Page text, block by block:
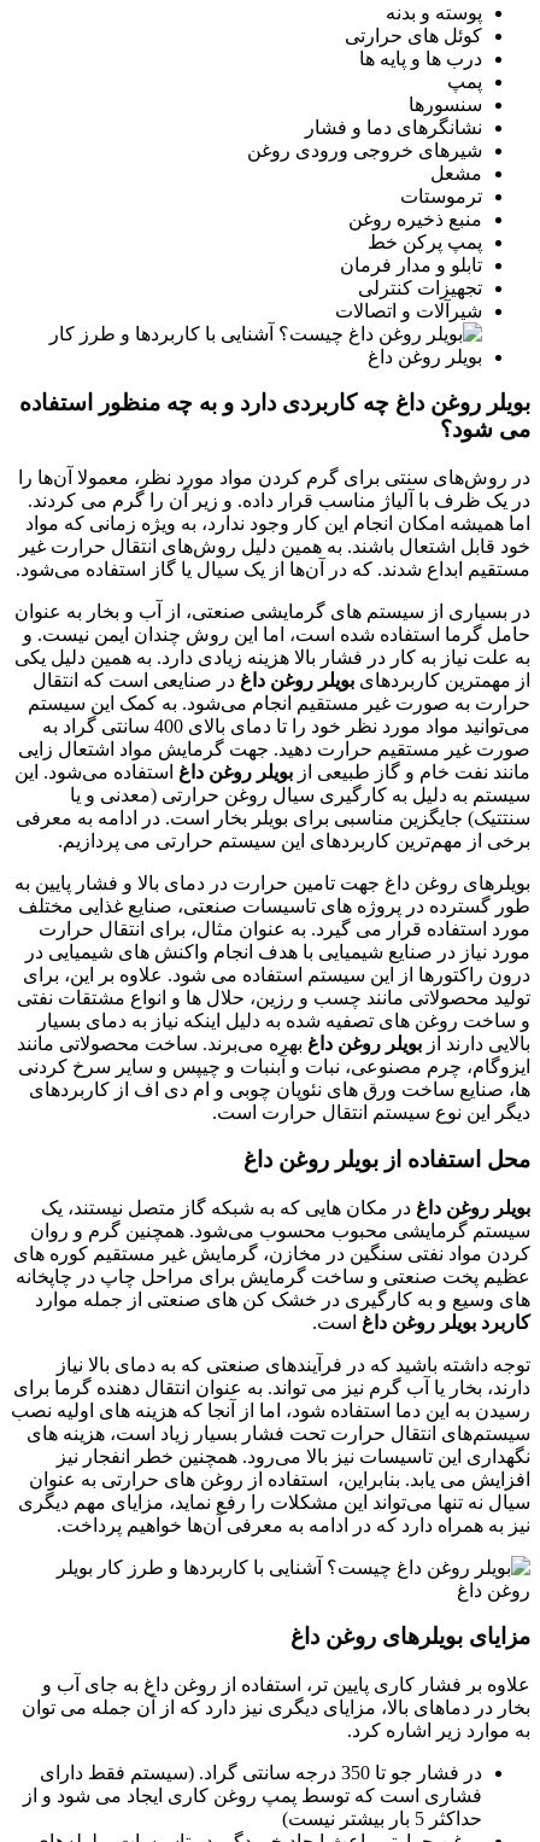
پوسته و بدنه
کوئل های حرارتی
درب ها و پایه ها
پمپ
سنسورها
نشانگرهای دما و فشار
شیرهای خروجی ورودی روغن
مشعل
ترموستات
منبع ذخیره روغن
پمپ پرکن خط
تابلو و مدار فرمان
تجهیزات کنترلی
شیرآلات و اتصالات
بویلر روغن داغ چه کاربردی دارد و به چه منظور استفاده
می شود؟
در روش‌های سنتی برای گرم کردن مواد مورد نظر، معمولا آن‌ها را
در یک ظرف با آلیاژ مناسب قرار داده. و زیر آن را گرم می کردند.
اما همیشه امکان انجام این کار وجود ندارد، به ویژه زمانی که مواد
خود قابل اشتعال باشند. به همین دلیل روش‌های انتقال حرارت غیر
مستقیم ابداع شدند. که در آن‌ها از یک سیال یا گاز استفاده می‌شود.
در بسیاری از سیستم‌ های گرمایشی صنعتی، از آب و بخار به عنوان
حامل گرما استفاده شده است، اما این روش چندان ایمن نیست. و
به علت نیاز به کار در فشار بالا هزینه زیادی دارد. به همین دلیل یکی
از مهمترین کاربردهای بویلر روغن داغ در صنایعی است که انتقال
حرارت به صورت غیر مستقیم انجام می‌شود. به کمک این سیستم
می‌توانید مواد مورد نظر خود را تا دمای بالای 400 سانتی گراد به
صورت غیر مستقیم حرارت دهید. جهت گرمایش مواد اشتعال زایی
مانند نفت خام و گاز طبیعی از بویلر روغن داغ استفاده می‌شود. این
سیستم به دلیل به کارگیری سیال روغن حرارتی (معدنی و یا
سنتتیک) جایگزین مناسبی برای بویلر بخار است. در ادامه به معرفی
برخی از مهم‌ترین کاربردهای این سیستم حرارتی می پردازیم.
بویلرهای روغن داغ جهت تامین حرارت در دمای بالا و فشار پایین به
طور گسترده در پروژه های تاسیسات صنعتی، صنایع غذایی مختلف
مورد استفاده قرار می گیرد. به عنوان مثال، برای انتقال حرارت
مورد نیاز در صنایع شیمیایی با هدف انجام واکنش های شیمیایی در
درون راکتورها از این سیستم استفاده می شود. علاوه بر این، برای
تولید محصولاتی مانند چسب و رزین، حلال ها و انواع مشتقات نفتی
و ساخت روغن های تصفیه شده به دلیل اینکه نیاز به دمای بسیار
بالایی دارند از بویلر روغن داغ بهره می‌برند. ساخت محصولاتی مانند
ایزوگام، چرم مصنوعی، نبات و آبنبات و چیپس و سایر سرخ کردنی
ها، صنایع ساخت ورق های نئوپان چوبی و ام دی اف از کاربردهای
دیگر این نوع سیستم انتقال حرارت است.
محل استفاده از بویلر روغن داغ
بویلر روغن داغ در مکان هایی که به شبکه گاز متصل نیستند، یک
سیستم گرمایشی محبوب محسوب می‌شود. همچنین گرم و روان
کردن مواد نفتی سنگین در مخازن، گرمایش غیر مستقیم کوره های
عظیم پخت صنعتی و ساخت گرمایش برای مراحل چاپ در چاپخانه
های وسیع و به کارگیری در خشک کن های صنعتی از جمله موارد
کاربرد بویلر روغن داغ است.
توجه داشته باشید که در فرآیندهای صنعتی که به دمای بالا نیاز
دارند، بخار یا آب گرم نیز می تواند. به عنوان انتقال دهنده گرما برای
رسیدن به این دما استفاده شود، اما از آنجا که هزینه های اولیه نصب
سیستم‌های انتقال حرارت تحت فشار بسیار زیاد است، هزینه های
نگهداری این تاسیسات نیز بالا می‌رود. همچنین خطر انفجار نیز
افزایش می یابد. بنابراین، ‌ استفاده از روغن های حرارتی به عنوان
سیال نه تنها می‌تواند این مشکلات را رفع نماید، مزایای مهم دیگری
نیز به همراه دارد که در ادامه به معرفی آن‌ها خواهیم پرداخت.
مزایای بویلرهای روغن داغ
علاوه بر فشار کاری پایین‌ تر، استفاده از روغن داغ به جای آب و
بخار در دماهای بالا، مزایای دیگری نیز دارد که از آن جمله می ‌توان
به موارد زیر اشاره کرد.
در فشار جو تا 350 درجه سانتی گراد. (سیستم فقط دارای
فشاری است که توسط پمپ روغن کاری ایجاد می شود و از
حداکثر 5 بار بیشتر نیست)